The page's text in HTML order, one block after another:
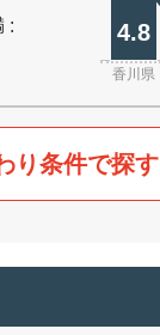
:
4.8
香川県
り条件で探す